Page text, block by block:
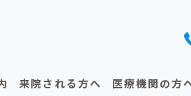
来院される方へ 医療機関の方